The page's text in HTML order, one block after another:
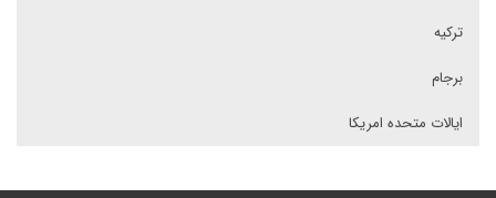
ترکیه
برجام
ایالات متحده امریکا